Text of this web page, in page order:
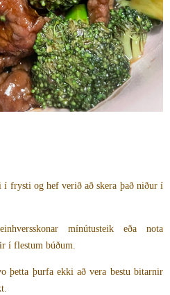
frysti og hef verið að skera það niður í
mínútusteik eða nota
í flestum búðum.
þetta þurfa ekki að vera bestu bitarnir